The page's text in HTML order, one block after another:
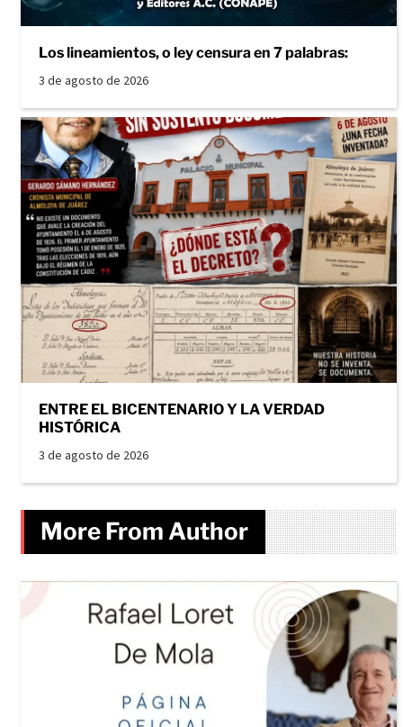
Los lineamientos, o ley censura en 7 palabras:
3 de agosto de 2026
ENTRE EL BICENTENARIO Y LA VERDAD
HISTÓRICA
3 de agosto de 2026
More From Author